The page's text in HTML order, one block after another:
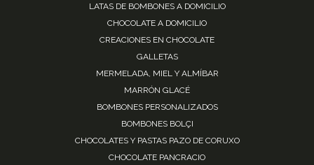
LATAS DE BOMBONES A DOMICILIO
CHOCOLATE A DOMICILIO
CREACIONES EN CHOCOLATE
GALLETAS
MERMELADA, MIEL Y ALMÍBAR
MARRÓN GLACÉ
BOMBONES PERSONALIZADOS
BOMBONES BOLÇI
CHOCOLATES Y PASTAS PAZO DE CORUXO
CHOCOLATE PANCRACIO